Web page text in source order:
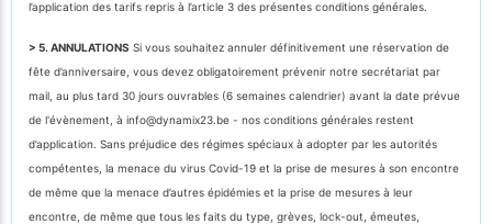
l’application des tarifs repris à l’article 3 des présentes conditions générales.
> 5. ANNULATIONS Si vous souhaitez annuler définitivement une réservation de
fête d’anniversaire, vous devez obligatoirement prévenir notre secrétariat par
mail, au plus tard 30 jours ouvrables (6 semaines calendrier) avant la date prévue
de l'évènement, à info@dynamix23.be - nos conditions générales restent
d’application. Sans préjudice des régimes spéciaux à adopter par les autorités
compétentes, la menace du virus Covid-19 et la prise de mesures à son encontre
de même que la menace d’autres épidémies et la prise de mesures à leur
encontre, de même que tous les faits du type, grèves, lock-out, émeutes,